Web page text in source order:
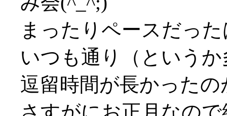
まったりペースだっ
いつも通り（という
逗留時間が長かった
さすがにお正月なの